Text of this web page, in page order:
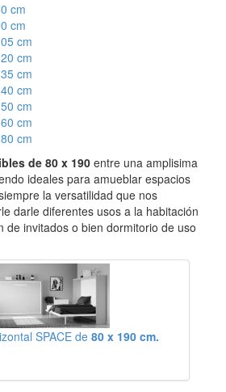
cm
cm
cm
cm
cm
cm
cm
cm
cm
de 80 x 190 entre una amplisima
ideales para amueblar espacios
la versatilidad que nos
darle diferentes usos a la habitación
de invitados o bien dormitorio de uso
SPACE de 80 x 190 cm.